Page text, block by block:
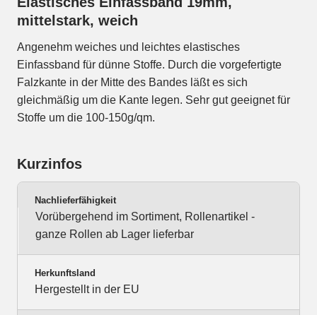
mittelstark, weich
Angenehm weiches und leichtes elastisches
Einfassband für dünne Stoffe. Durch die vorgefertigte
Falzkante in der Mitte des Bandes läßt es sich
gleichmäßig um die Kante legen. Sehr gut geeignet für
Stoffe um die 100-150g/qm.
Kurzinfos
Nachlieferfähigkeit
Vorübergehend im Sortiment, Rollenartikel -
ganze Rollen ab Lager lieferbar
Herkunftsland
Hergestellt in der EU